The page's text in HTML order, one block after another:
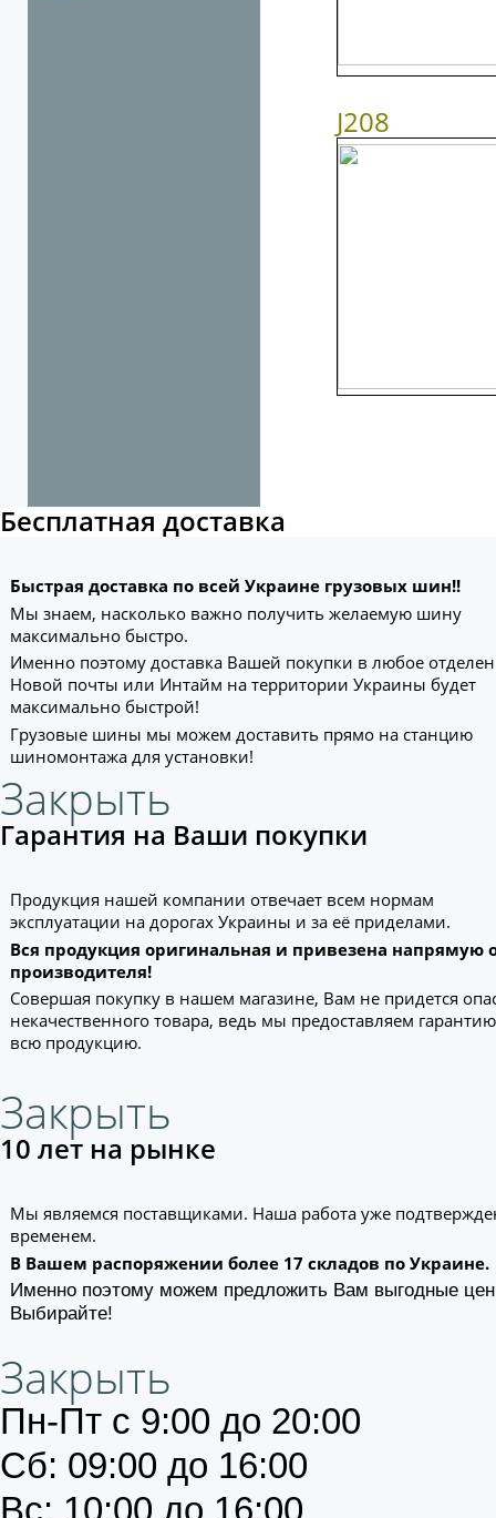
J208
Бесплатная доставка
Быстрая доставка по всей Украине грузовых шин!!
Мы знаем, насколько важно получить желаемую шину
максимально быстро.
Именно поэтому доставка Вашей покупки в любое
Новой почты или Интайм на территории Украины будет
максимально быстрой!
Грузовые шины мы можем доставить прямо на станцию
шиномонтажа для установки!
Закрыть
Гарантия на Ваши покупки
Продукция нашей компании отвечает всем нормам
эксплуатации на дорогах Украины и за её приделами.
Вся продукция оригинальная и привезена напрямую
производителя!
Совершая покупку в нашем магазине, Вам не придется
некачественного товара, ведь мы предоставляем
всю продукцию.
Закрыть
10 лет на рынке
Мы являемся поставщиками. Наша работа уже
временем.
В Вашем распоряжении более 17 складов по Украине.
Именно поэтому можем предложить Вам выгодные
Выбирайте!
Закрыть
Пн-Пт с 9:00 до 20:00
Сб: 09:00 до 16:00
Вс: 10:00 до 16:00